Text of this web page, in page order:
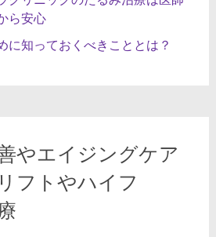
ら安心
に知っておくべきこととは？
やエイジングケア
フトやハイフ